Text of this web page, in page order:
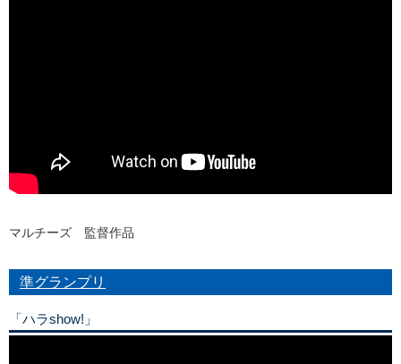
マルチーズ 監督作品
準グランプリ
「ハラshow!」